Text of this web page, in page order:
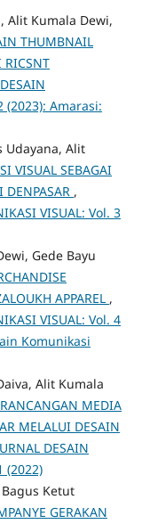
Alit Kumala Dewi,
THUMBNAIL
RICSNT
(2023): Amarasi:
Udayana, Alit
VISUAL SEBAGAI
,
VISUAL: Vol. 3
Gede Bayu
APPAREL ,
VISUAL: Vol. 4
Komunikasi
Alit Kumala
MEDIA
MELALUI DESAIN
DESAIN
(2022)
Ketut
GERAKAN